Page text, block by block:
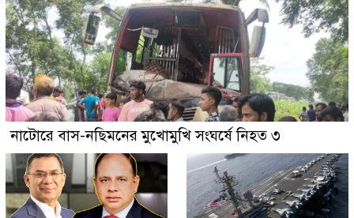
নাটোরে বাস-নছিমনের মুখোমুখি সংঘর্ষে নিহত ৩